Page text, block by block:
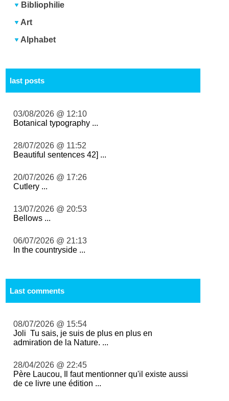
Bibliophilie
Art
Alphabet
last posts
03/08/2026 @ 12:10
Botanical typography ...
28/07/2026 @ 11:52
Beautiful sentences 42] ...
20/07/2026 @ 17:26
Cutlery ...
13/07/2026 @ 20:53
Bellows ...
06/07/2026 @ 21:13
In the countryside ...
Last comments
08/07/2026 @ 15:54
Joli Tu sais, je suis de plus en plus en
admiration de la Nature. ...
28/04/2026 @ 22:45
Père Laucou, Il faut mentionner qu'il existe aussi
de ce livre une édition ...